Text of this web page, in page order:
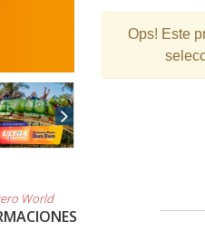
2
9
Ops! Este
World